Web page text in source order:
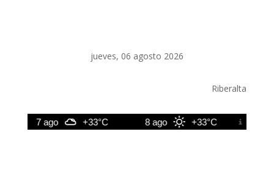
jueves, 06 agosto 2026
Riberalta
7 ago +33°C 8 ago +33°C